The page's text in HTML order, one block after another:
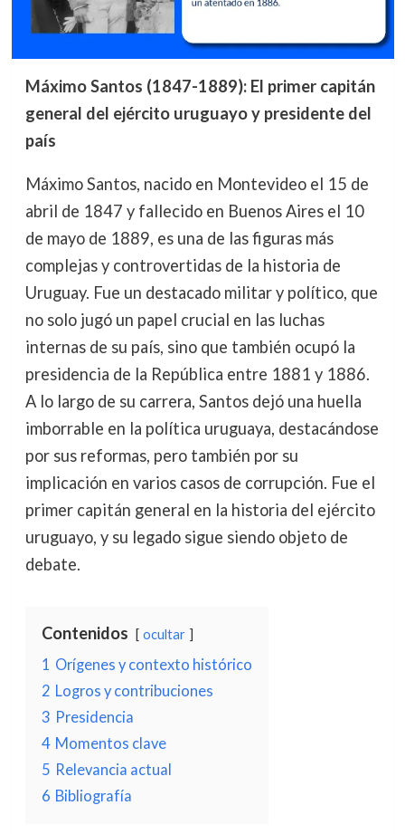
Máximo Santos (1847-1889): El primer capitán
general del ejército uruguayo y presidente del
país
Máximo Santos, nacido en Montevideo el 15 de
abril de 1847 y fallecido en Buenos Aires el 10
de mayo de 1889, es una de las figuras más
complejas y controvertidas de la historia de
Uruguay. Fue un destacado militar y político, que
no solo jugó un papel crucial en las luchas
internas de su país, sino que también ocupó la
presidencia de la República entre 1881 y 1886.
A lo largo de su carrera, Santos dejó una huella
imborrable en la política uruguaya, destacándose
por sus reformas, pero también por su
implicación en varios casos de corrupción. Fue el
primer capitán general en la historia del ejército
uruguayo, y su legado sigue siendo objeto de
debate.
Contenidos ocultar
1 Orígenes y contexto histórico
2 Logros y contribuciones
3 Presidencia
4 Momentos clave
5 Relevancia actual
6 Bibliografía